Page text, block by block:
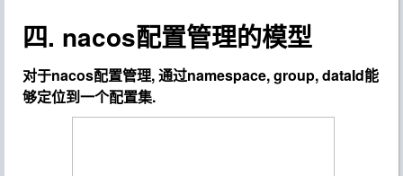
四. nacos配置管理的模型
对于nacos配置管理, 通过namespace, group, dataId能
够定位到一个配置集.